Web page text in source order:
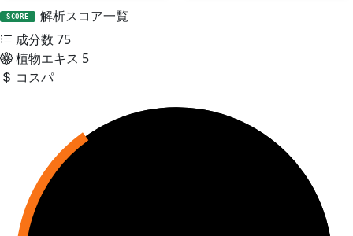
SCORE
解析スコア一覧
成分数 75
植物エキス 5
コスパ